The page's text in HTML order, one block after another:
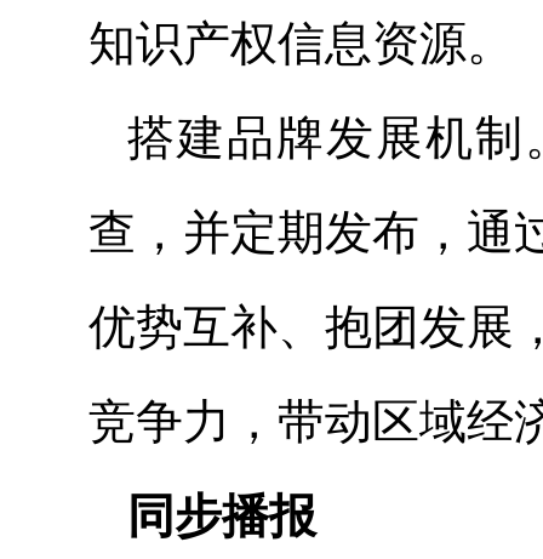
知识产权信息资源。
搭建品牌发展机制
查，并定期发布，通
优势互补、抱团发展
竞争力，带动区域经
同步播报